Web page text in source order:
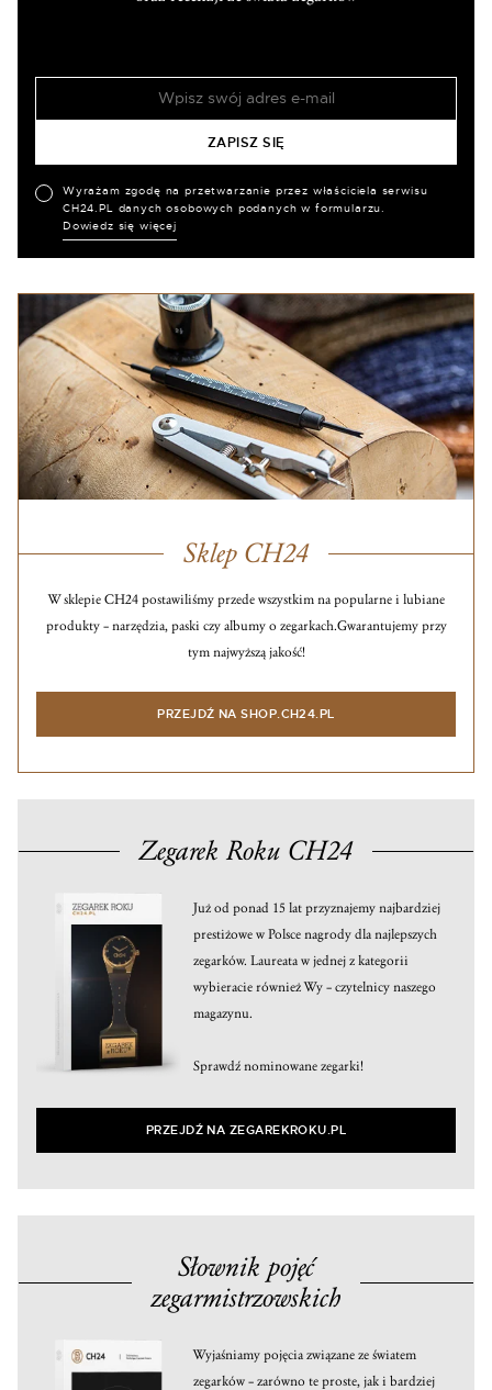
Wyrażam zgodę na przetwarzanie przez właściciela serwisu
CH24.PL danych osobowych podanych w formularzu.
Dowiedz się więcej
Sklep CH24
W sklepie CH24 postawiliśmy przede wszystkim na popularne i lubiane
produkty – narzędzia, paski czy albumy o zegarkach.Gwarantujemy przy
tym najwyższą jakość!
PRZEJDŹ NA SHOP.CH24.PL
Zegarek Roku CH24
Już od ponad 15 lat przyznajemy najbardziej
prestiżowe w Polsce nagrody dla najlepszych
zegarków. Laureata w jednej z kategorii
wybieracie również Wy – czytelnicy naszego
magazynu.
Sprawdź nominowane zegarki!
PRZEJDŹ NA ZEGAREKROKU.PL
Słownik pojęć
zegarmistrzowskich
Wyjaśniamy pojęcia związane ze światem
zegarków – zarówno te proste, jak i bardziej